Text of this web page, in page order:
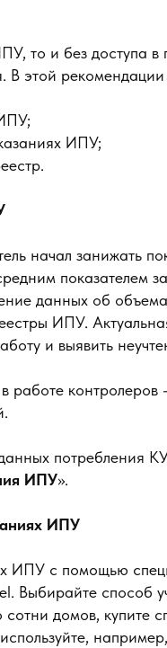
то и без доступа
В этой
ИПУ;
начал занижать
показателем
данных об
ИПУ.
и выявить
в работе
потребления
ИПУ».
ИПУ
ИПУ с помощью
Выбирайте способ
сотни домов, купите